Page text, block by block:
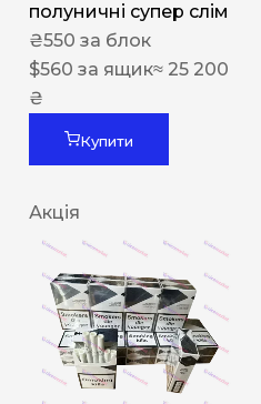
полуничні супер слім
₴550 за блок
$560 за ящик≈ 25 200
₴
Купити
Акція